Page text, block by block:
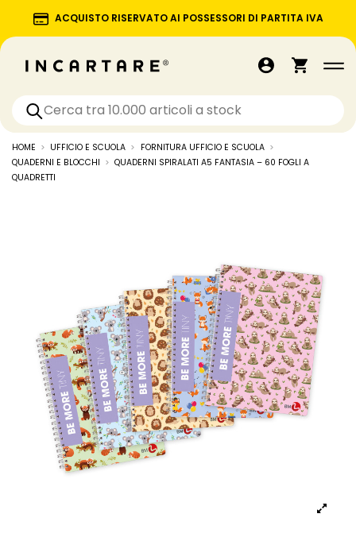
ACQUISTO RISERVATO AI POSSESSORI DI PARTITA IVA
HOME UFFICIO E SCUOLA
FORNITURA UFFICIO E SCUOLA
QUADERNI E BLOCCHI
QUADERNI SPIRALATI A5 FANTASIA – 60 FOGLI A
QUADRETTI